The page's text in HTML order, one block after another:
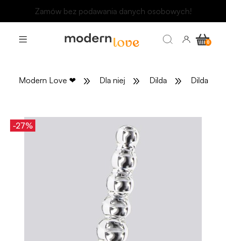
Odbierz rabat 15 zł na pierwsze zakupy
Modern Love ❤ » Dla niej » Dilda » Dilda
-27%